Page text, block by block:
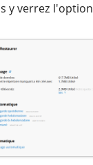
y verrez l'option